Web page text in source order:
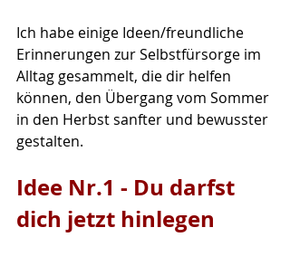
Ich habe einige Ideen/freundliche
Erinnerungen zur Selbstfürsorge im
Alltag gesammelt, die dir helfen
können, den Übergang vom Sommer
in den Herbst sanfter und bewusster
gestalten.
Idee Nr.1 - Du darfst
dich jetzt hinlegen